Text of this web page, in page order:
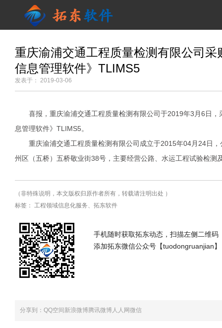
重庆渝浦交通工程质量检测有限公司采
信息管理软件》TLIMS5
发表于： 2019-03-06
喜报，重庆渝浦交通工程质量检测有限公司于2019年3月6日
息管理软件》TLIMS5。
重庆渝浦交通工程质量检测有限公司成立于2015年04月24日
州区（五桥）五桥敬业街38号，主要经营公路、水运工程试验检测
（非特殊说明，本文版权归原作者所有，转载请注明出处 ）
标签： 工程领域信息化服务、拓东软件
手机随时获取拓东动态，扫描左侧二维码
添加拓东微信公众号【tuodongruanjian】
分享到： QQ空间 新浪微博 腾讯微博 人人网微信